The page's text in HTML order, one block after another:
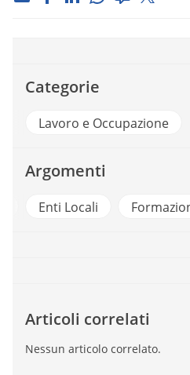
Categorie
Lavoro e Occupazione
Argomenti
Enti Locali Formazione
Articoli correlati
Nessun articolo correlato.